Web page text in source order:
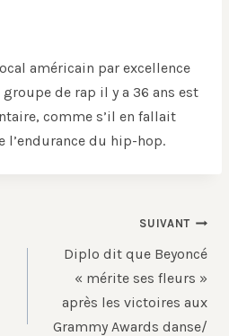
américain par excellence
de rap il y a 36 ans est
comme s’il en fallait
l’endurance du hip-hop.
SUIVANT
Diplo dit que Beyoncé
« mérite ses fleurs »
après les victoires aux
Grammy Awards danse/